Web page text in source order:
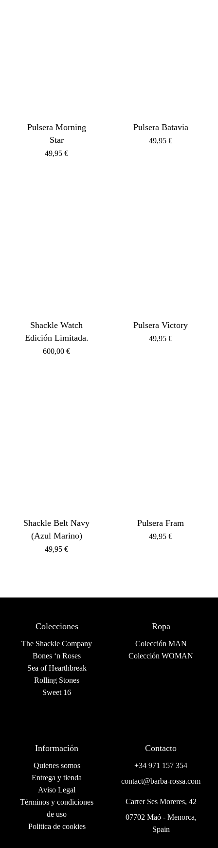
Pulsera Morning
Star
49,95€
Pulsera Batavia
49,95€
Shackle Watch
Edición Limitada.
600,00€
Pulsera Victory
49,95€
Shackle Belt Navy
(Azul Marino)
49,95€
Pulsera Fram
49,95€
Colecciones
The Shackle Company
Bones ‘n Roses
Sea of Hearthbreak
Rolling Stones
Sweet 16
Ropa
Colección MAN
Colección WOMAN
Información
Quienes somos
Entrega y tienda
Aviso Legal
Términos y condiciones
de uso
Politica de cookies
Contacto
+34 971 157 354
contact@barba-rossa.com
Carrer Ses Moreres, 42
07702 Maó - Menorca,
Spain